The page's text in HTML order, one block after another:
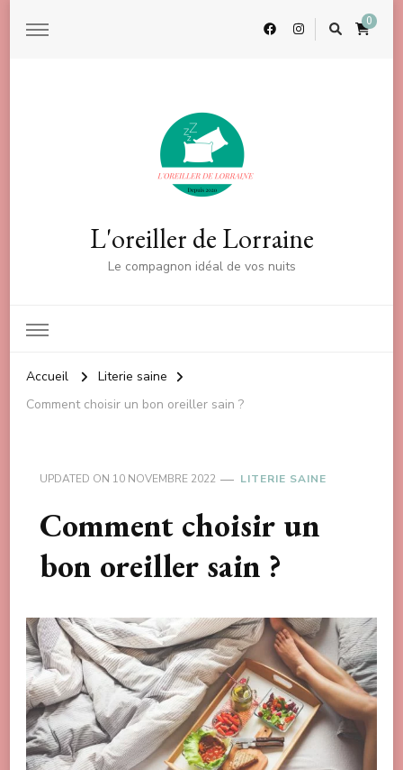
0
L'oreiller de Lorraine
Le compagnon idéal de vos nuits
Accueil
Literie saine
Comment choisir un bon oreiller sain ?
UPDATED ON 10 NOVEMBRE 2022 LITERIE SAINE
Comment choisir un
bon oreiller sain ?